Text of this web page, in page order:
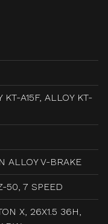
KT-A15F, ALLOY KT-
ALLOY V-BRAKE
50, 7 SPEED
X, 26X1.5 36H,